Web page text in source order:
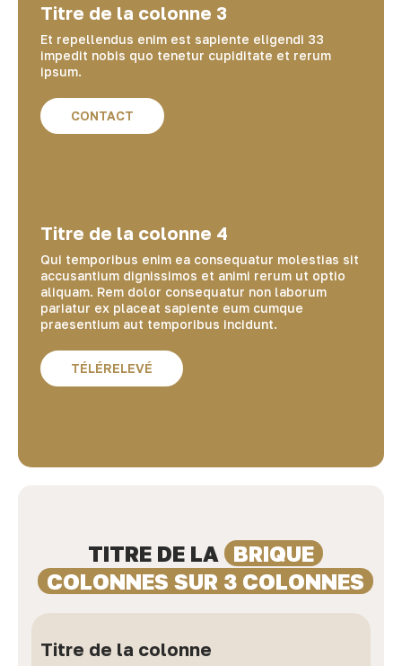
Titre de la colonne 3
Et repellendus enim est sapiente eligendi 33
impedit nobis quo tenetur cupiditate et rerum
ipsum.
CONTACT
Titre de la colonne 4
Qui temporibus enim ea consequatur molestias sit
accusantium dignissimos et animi rerum ut optio
aliquam. Rem dolor consequatur non laborum
pariatur ex placeat sapiente eum cumque
praesentium aut temporibus incidunt.
TÉLÉRELEVÉ
TITRE DE LA
BRIQUE
COLONNES SUR 3 COLONNES
Titre de la colonne